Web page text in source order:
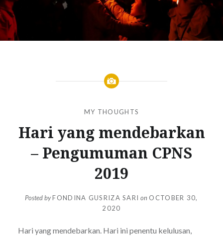
MY THOUGHTS
Hari yang mendebarkan
– Pengumuman CPNS
2019
Posted byFONDINA GUSRIZA SARI on OCTOBER 30,
2020
Hari yang mendebarkan. Hari ini penentu kelulusan,